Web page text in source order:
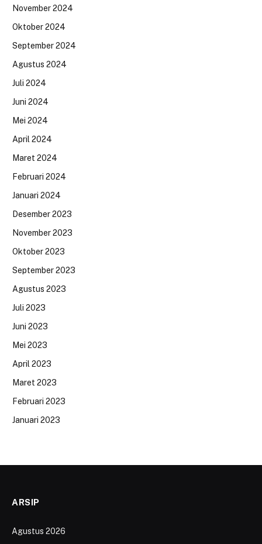
November 2024
Oktober 2024
September 2024
Agustus 2024
Juli 2024
Juni 2024
Mei 2024
April 2024
Maret 2024
Februari 2024
Januari 2024
Desember 2023
November 2023
Oktober 2023
September 2023
Agustus 2023
Juli 2023
Juni 2023
Mei 2023
April 2023
Maret 2023
Februari 2023
Januari 2023
ARSIP
Agustus 2026